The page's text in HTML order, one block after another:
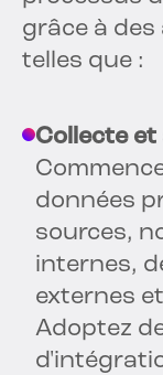
grâce à
telles que :
Collecte
données
sources,
internes,
externes
Adoptez